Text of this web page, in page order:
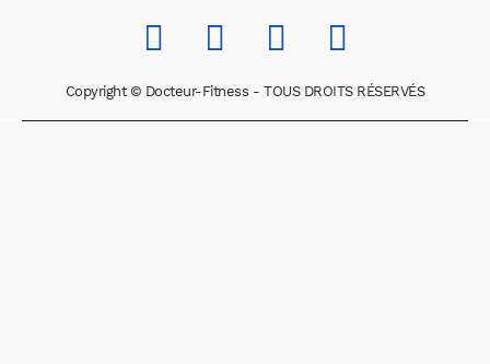
Copyright © Docteur-Fitness - TOUS DROITS RÉSERVÉS